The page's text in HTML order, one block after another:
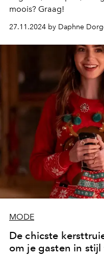
moois? Graag!
27.11.2024 by Daphne
MODE
De chicste
om je gasten in